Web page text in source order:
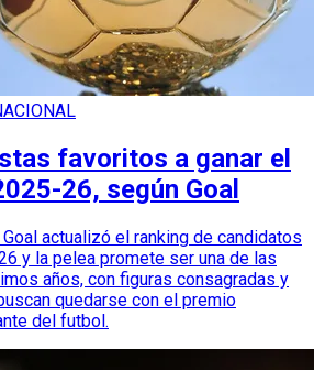
favoritos a ganar el
26, según Goal
actualizó el ranking de candidatos
y la pelea promete ser una de las
años, con figuras consagradas y
quedarse con el premio
del futbol.